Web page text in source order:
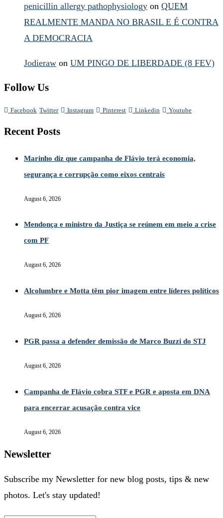
penicillin allergy pathophysiology on QUEM
REALMENTE MANDA NO BRASIL E É CONTRA
A DEMOCRACIA
Jodieraw on UM PINGO DE LIBERDADE (8 FEV)
Follow Us
Facebook Twitter Instagram Pinterest Linkedin Youtube
Recent Posts
Marinho diz que campanha de Flávio terá economia,
segurança e corrupção como eixos centrais
August 6, 2026
Mendonça e ministro da Justiça se reúnem em meio a crise
com PF
August 6, 2026
Alcolumbre e Motta têm pior imagem entre líderes políticos
August 6, 2026
PGR passa a defender demissão de Marco Buzzi do STJ
August 6, 2026
Campanha de Flávio cobra STF e PGR e aposta em DNA
para encerrar acusação contra vice
August 6, 2026
Newsletter
Subscribe my Newsletter for new blog posts, tips & new
photos. Let's stay updated!